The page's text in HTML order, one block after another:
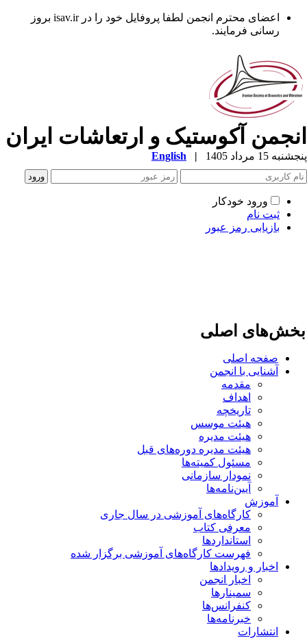
اعضای محترم انجمن لطفا پروفایل خود را در isav.ir بروز
رسانی فرمایند.
آکوستیک و ارتعاشات ایران
15 مرداد 1405 |
English
ورود خودکار
ثبت نام
بازیابی رمز عبور
اصلی
صفحه اصلی
آشنایی با انجمن
مقدمه
اهداف
تاریخچه
هیئت موسس
هیئت مدیره
هیئت مدیره دوره‌های قبل
مسئول کمیته‌ها
نمودار سازمانی
آیین‌نامه‌ها
آموزش
کارگاه‌های آموزشی در سال جاری
معرفی کتاب
استانداردها
فهرست کارگاه‌های آموزشی برگزار شده
اخبار و رویدادها
اخبار انجمن
سمینارها
کنفرانس‌ها
خبرنامه‌ها
انتشارات